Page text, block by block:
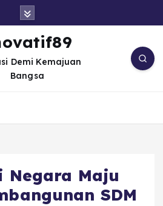
Demi Kemajuan
Bangsa
Negara Maju
SDM